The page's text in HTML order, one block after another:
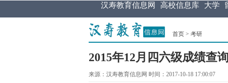
汉寿教育信息网 高校信息库 大学
首页 > 考研
2015年12月四六级成绩查
来源：汉寿教育信息网 时间：2017-10-18 17:00:07